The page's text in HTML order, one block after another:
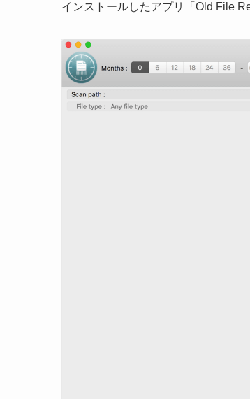
インストールしたアプリ「Old File